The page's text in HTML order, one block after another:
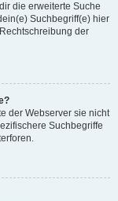
die erweiterte Suche
Suchbegriff(e) hier
der
der Webserver sie nicht
Suchbegriffe